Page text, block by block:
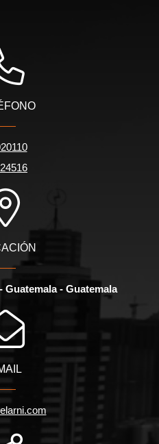
Guatemala - Guatemala